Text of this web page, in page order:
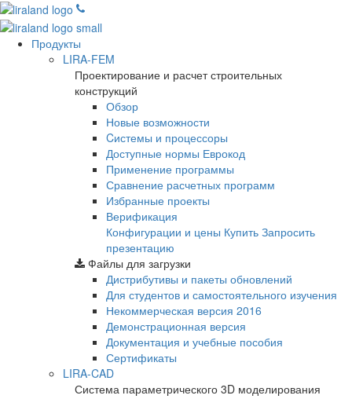
Продукты
LIRA-FEM
Проектирование и расчет строительных
конструкций
Обзор
Новые возможности
Cистемы и процессоры
Доступные нормы Еврокод
Применение программы
Сравнение расчетных программ
Избранные проекты
Верификация
Конфигурации и цены Купить Запросить
презентацию
Файлы для загрузки
Дистрибутивы и пакеты обновлений
Для студентов и самостоятельного изучения
Некоммерческая версия 2016
Демонстрационная версия
Документация и учебные пособия
Сертификаты
LIRA-CAD
Система параметрического 3D моделирования